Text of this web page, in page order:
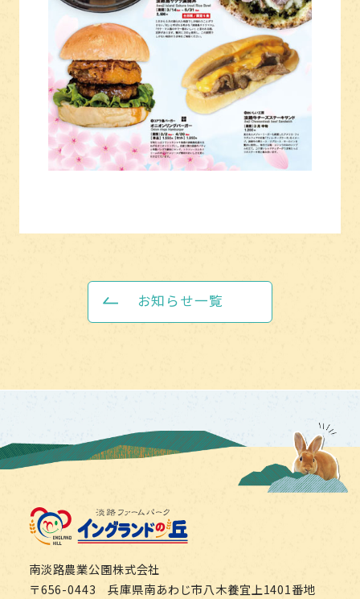
お知らせ一覧
南淡路農業公園株式会社
〒656-0443 兵庫県南あわじ市八木養宜上1401番地